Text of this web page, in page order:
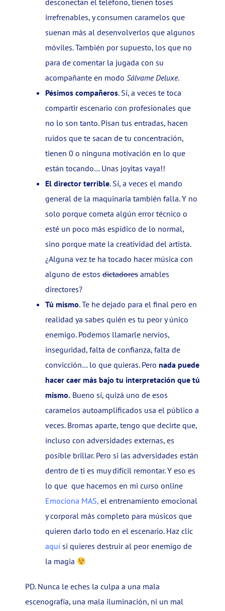
desconectan el teléfono, tienen toses
irrefrenables, y consumen caramelos que
suenan más al desenvolverlos que algunos
móviles. También por supuesto, los que no
para de comentar la jugada con su
acompañante en modo Sálvame Deluxe.
Pésimos compañeros. Sí, a veces te toca
compartir escenario con profesionales que
no lo son tanto. Pisan tus entradas, hacen
ruidos que te sacan de tu concentración,
tienen 0 o ninguna motivación en lo que
están tocando… Unas joyitas vaya!!
El director terrible. Sí, a veces el mando
general de la maquinaria también falla. Y no
solo porque cometa algún error técnico o
esté un poco más espídico de lo normal,
sino porque mate la creatividad del artista.
¿Alguna vez te ha tocado hacer música con
alguno de estos dictadores amables
directores?
Tú mismo. Te he dejado para el final pero en
realidad ya sabes quién es tu peor y único
enemigo. Podemos llamarle nervios,
inseguridad, falta de confianza, falta de
convicción… lo que quieras. Pero nada puede
hacer caer más bajo tu interpretación que tú
mismo. Bueno sí, quizá uno de esos
caramelos autoamplificados usa el público a
veces. Bromas aparte, tengo que decirte que,
incluso con adversidades externas, es
posible brillar. Pero si las adversidades están
dentro de ti es muy difícil remontar. Y eso es
lo que que hacemos en mi curso online
Emociona MAS, el entrenamiento emocional
y corporal más completo para músicos que
quieren darlo todo en el escenario. Haz clic
aquí si quieres destruir al peor enemigo de
la magia
PD. Nunca le eches la culpa a una mala
escenografía, una mala iluminación, ni un mal